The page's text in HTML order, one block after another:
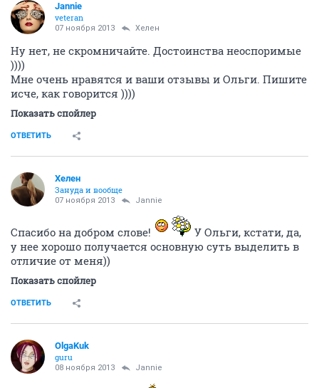
Jannie
veteran
07 ноября 2013 Хелен
Ну нет, не скромничайте. Достоинства неоспоримые
))))
Мне очень нравятся и ваши отзывы и Ольги. Пишите
исче, как говорится ))))
Показать спойлер
ОТВЕТИТЬ
Хелен
Зануда и вообще
07 ноября 2013 Jannie
Спасибо на добром слове!
У Ольги, кстати, да,
у нее хорошо получается основную суть выделить в
отличие от меня))
Показать спойлер
ОТВЕТИТЬ
OlgaKuk
guru
08 ноября 2013 Jannie